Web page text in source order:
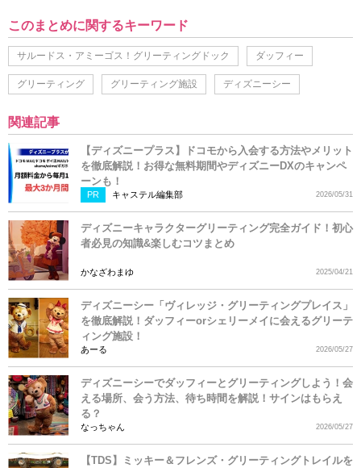
このまとめに関するキーワード
サルードス・アミーゴス！グリーティングドック ダッフィー
グリーティング グリーティング施設 ディズニーシー
関連記事
【ディズニープラス】ドコモから入会する方法やメリット
を徹底解説！お得な無料期間やディズニーDXのキャンペ
ーンも！
PR キャステル編集部 2026/05/31
ディズニーキャラクターグリーティング完全ガイド！初心
者必見の知識&楽しむコツまとめ
かなざわまゆ 2025/04/21
ディズニーシー「ヴィレッジ・グリーティングプレイス」
を徹底解説！ダッフィーorシェリーメイに会えるグリーテ
ィング施設！
あーる 2026/05/27
ディズニーシーでダッフィーとグリーティングしよう！会
える場所、会う方法、待ち時間を解説！サインはもらえ
る？
なっちゃん 2026/05/27
【TDS】ミッキー＆フレンズ・グリーティングトレイルを